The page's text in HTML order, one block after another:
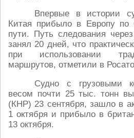
Впервые в истории
Китая прибыло в Европу по
пути. Путь следования
занял 20 дней, что
при использовании
маршрутов, отметили в
Судно с грузовыми
весом почти 25 тыс. тонн
(КНР) 23 сентября, зашло в
1 октября и прибыло в
13 октября.